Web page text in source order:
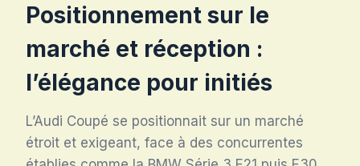
Positionnement sur le
marché et réception :
l’élégance pour initiés
L’Audi Coupé se positionnait sur un marché
étroit et exigeant, face à des concurrentes